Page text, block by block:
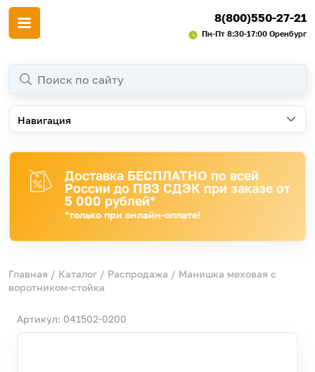
8(800)550-27-21
Пн-Пт 8:30-17:00 Оренбург
Навигация
Доставка БЕСПЛАТНО по всей
России до ПВЗ СДЭК при заказе от
5 000 рублей*
*только при онлайн-оплате!
Главная / Каталог / Распродажа / Манишка меховая с
воротником-стойка
Артикул: 041502-0200